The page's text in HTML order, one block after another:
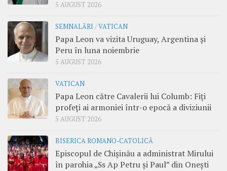
5 AUGUST 2026
SEMNALĂRI /VATICAN
Papa Leon va vizita Uruguay, Argentina și
Peru în luna noiembrie
5 AUGUST 2026
VATICAN
Papa Leon către Cavalerii lui Columb: Fiți
profeți ai armoniei într-o epocă a diviziunii
5 AUGUST 2026
BISERICA ROMANO-CATOLICĂ
Episcopul de Chișinău a administrat Mirului
în parohia „Ss Ap Petru și Paul” din Onești